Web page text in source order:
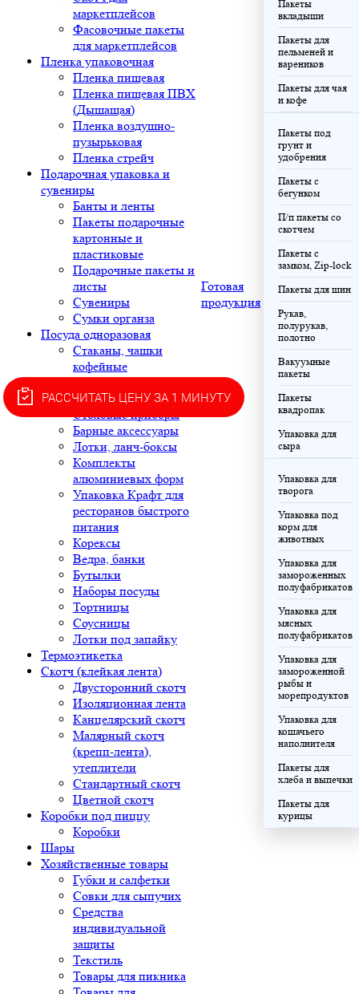
маркетплейсов
Фасовочные пакеты
для маркетплейсов
Пленка упаковочная
Пленка пищевая
Пленка пищевая ПВХ
(Дышащая)
Пленка воздушно-
пузырьковая
Пленка стрейч
Подарочная упаковка и
сувениры
Банты и ленты
Пакеты подарочные
картонные и
пластиковые
Подарочные пакеты и
листы
Сувениры
Сумки органза
Посуда одноразовая
Стаканы, чашки
кофейные
Контейнеры
Тарелки
Столовые приборы
Барные аксессуары
Лотки, ланч-боксы
Комплекты
алюминиевых форм
Упаковка Крафт для
ресторанов быстрого
питания
Корексы
Ведра, банки
Бутылки
Наборы посуды
Тортницы
Соусницы
Лотки под запайку
Термоэтикетка
Скотч (клейкая лента)
Двусторонний скотч
Изоляционная лента
Канцелярский скотч
Малярный скотч
(крепп-лента),
утеплители
Стандартный скотч
Цветной скотч
Коробки под пиццу
Коробки
Шары
Хозяйственные товары
Губки и салфетки
Совки для сыпучих
Средства
индивидуальной
защиты
Текстиль
Товары для пикника
Готовая
продукция
Пакеты
вкладыши
Пакеты для
пельменей и
вареников
Пакеты для чая
и кофе
Пакеты под
грунт и
удобрения
Пакеты с
бегунком
П/п пакеты со
скотчем
Пакеты с
замком, Zip-lock
Пакеты для шин
Рукав,
полурукав,
полотно
Вакуумные
пакеты
Пакеты
квадропак
Упаковка для
сыра
Упаковка для
творога
Упаковка под
корм для
животных
Упаковка для
замороженных
полуфабрикатов
Упаковка для
мясных
полуфабрикатов
Упаковка для
замороженной
рыбы и
морепродуктов
Упаковка для
кошачьего
наполнителя
Пакеты для
хлеба и выпечки
Пакеты для
курицы
РАССЧИТАТЬ ЦЕНУ ЗА 1 МИНУТУ